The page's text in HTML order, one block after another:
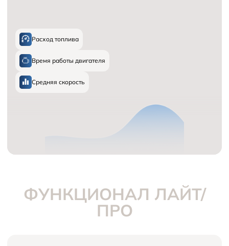
Расход топлива
Время работы двигателя
Средняя скорость
ФУНКЦИОНАЛ ЛАЙТ/
ПРО